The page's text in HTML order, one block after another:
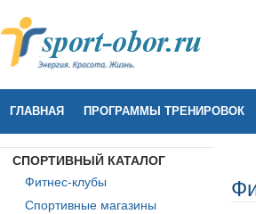
ГЛАВНАЯ ПРОГРАММЫ ТРЕНИРОВОК
СПОРТИВНЫЙ КАТАЛОГ
Фитнес-клубы
Спортивные магазины